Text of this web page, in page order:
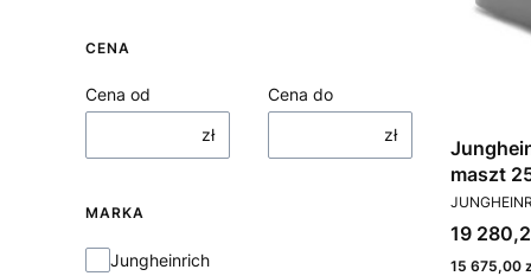
CENA
Cena od
zł
Cena do
zł
MARKA
Marka
Jungheinrich
maszt 2500
udźwig
Cena
19
Cena netto
15 675,00